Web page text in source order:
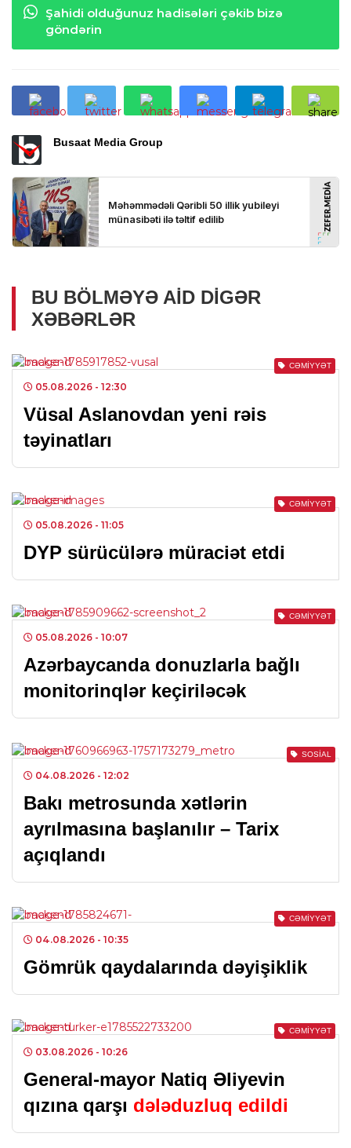
Şahidi olduğunuz hadisələri çəkib bizə
göndərin
Busaat Media Group
BU BÖLMƏYƏ AID DIGƏR
XƏBƏRLƏR
CƏMIYYƏT
05.08.2026 - 12:30
Vüsal Aslanovdan yeni rəis
təyinatları
CƏMIYYƏT
05.08.2026 - 11:05
DYP sürücülərə müraciət etdi
CƏMIYYƏT
05.08.2026 - 10:07
Azərbaycanda donuzlarla bağlı
monitorinqlər keçiriləcək
SOSIAL
04.08.2026 - 12:02
Bakı metrosunda xətlərin
ayrılmasına başlanılır – Tarix
açıqlandı
CƏMIYYƏT
04.08.2026 - 10:35
Gömrük qaydalarında dəyişiklik
CƏMIYYƏT
03.08.2026 - 10:26
General-mayor Natiq Əliyevin
qızına qarşı dələduzluq edildi